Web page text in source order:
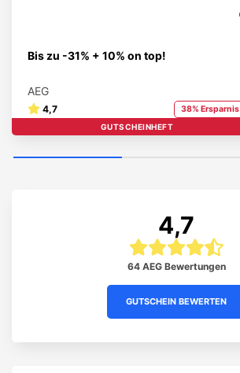
Bis zu -31% + 10% on top!
AEG
4,7 38% Ersparnis
STUDENT BRAND
GUTSCHEINHEFT
4,7
64 AEG Bewertungen
GUTSCHEIN BEWERTEN